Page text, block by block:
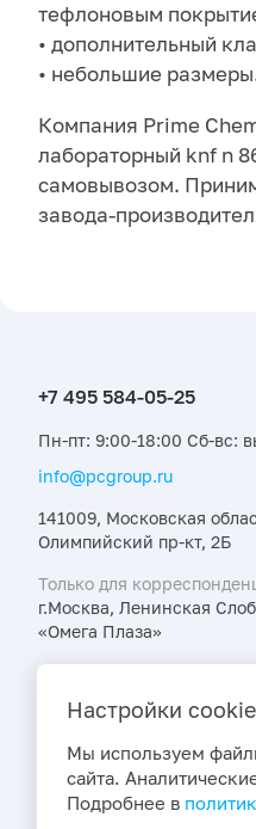
тефлоновым
• дополнительный
• небольшие
Компания Prime
лабораторный knf n
самовывозом.
завода-
Пн-пт: 9:00-18:00 Сб-вс:
info@pcgroup.ru
141009, Московская
Олимпийский пр-кт, 2Б
Только для
г.Москва, Ленинская
«Омега Плаза»
акциях и новостях
Настройки cookie
Мы используем
сайта.
Подробнее в